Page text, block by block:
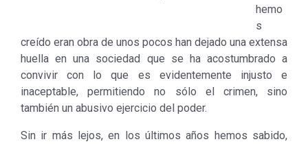
hemo
s
creído eran obra de unos pocos han dejado una extensa
huella en una sociedad que se ha acostumbrado a
convivir con lo que es evidentemente injusto e
inaceptable, permitiendo no sólo el crimen, sino
también un abusivo ejercicio del poder.
Sin ir más lejos, en los últimos años hemos sabido,